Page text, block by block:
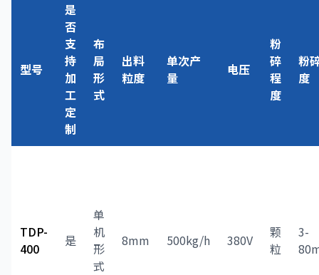
型号
是
否
支
持
加
工
定
制
布
局
形
式
出料
粒度
单次产
量
电压
粉
碎
程
度
粉
度
TDP-
400
是
单
机
形
式
8mm 500kg/h 380V
颗
粒
3-